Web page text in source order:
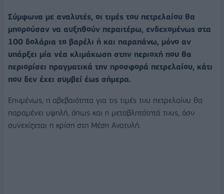
Σύμφωνα με αναλυτές, οι τιμές του πετρελαίου θα
μπορούσαν να αυξηθούν περαιτέρω, ενδεχομένως στα
100 δολάρια το βαρέλι ή και παραπάνω, μόνο αν
υπάρξει μία νέα κλιμάκωση στην περιοχή που θα
περιορίσει πραγματικά την προσφορά πετρελαίου, κάτι
που δεν έχει συμβεί έως σήμερα.
Επομένως, η αβεβαιότητα για τις τιμές του πετρελαίου θα
παραμένει υψηλή, όπως και η μεταβλητότητά τους, όσο
συνεχίζεται η κρίση στη Μέση Ανατολή.